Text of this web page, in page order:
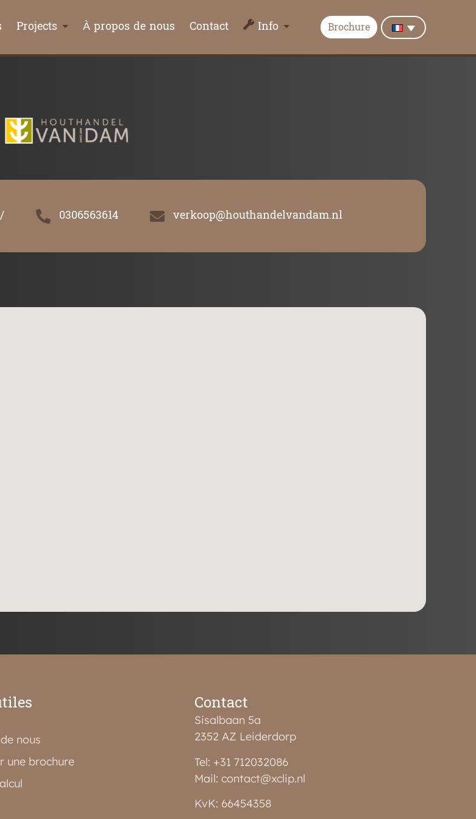
Projects À propos de nous Contact Info Brochure
0306563614 verkoop@houthandelvandam.nl
nous
une brochure
Contact
Sisalbaan 5a
2352 AZ Leiderdorp
Tel: +31 712032086
Mail: contact@xclip.nl
KvK: 66454358